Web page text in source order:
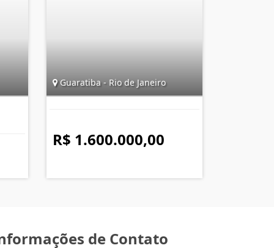
Guaratiba - Rio de Janeiro
R$ 1.600.000,00
de Contato